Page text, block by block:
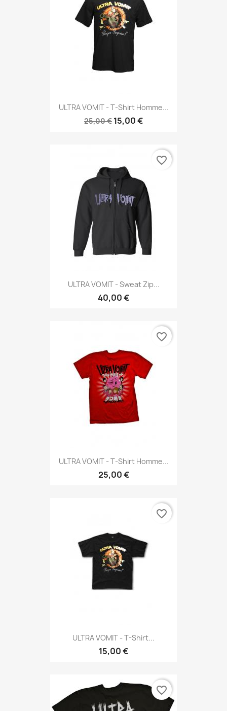
ULTRA VOMIT - T-Shirt Homme...
25,00 € 15,00 €
ULTRA VOMIT - Sweat Zip...
40,00 €
favorite_border
ULTRA VOMIT - T-Shirt Homme...
25,00 €
favorite_border
ULTRA VOMIT - T-Shirt...
15,00 €
favorite_border
favorite_border